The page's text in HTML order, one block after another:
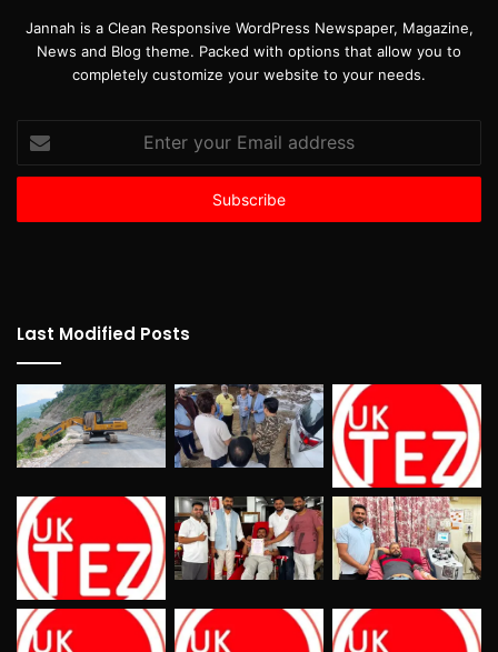
Jannah is a Clean Responsive WordPress Newspaper, Magazine,
News and Blog theme. Packed with options that allow you to
completely customize your website to your needs.
your
Email
Last Modified Posts